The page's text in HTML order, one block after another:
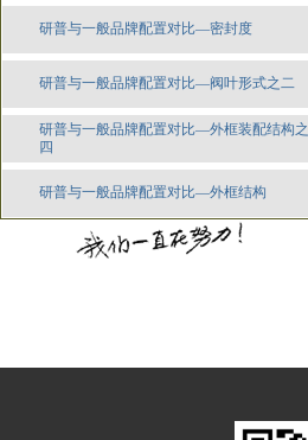
研普与一般品牌配置对比—密封度
研普与一般品牌配置对比—阀叶形式之二
研普与一般品牌配置对比—外框装配结构之
四
研普与一般品牌配置对比—外框结构